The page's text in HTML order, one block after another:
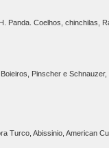
Panda. Coelhos, chinchilas,
Pinscher e
Turco, Abissinio, American